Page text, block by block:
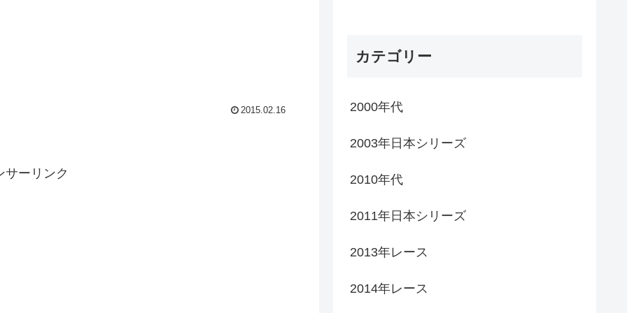
2015.02.16
サーリンク
カテゴリー
2000年代
2003年日本シリーズ
2010年代
2011年日本シリーズ
2013年レース
2014年レース